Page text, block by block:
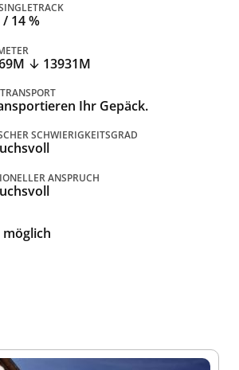
/ 14 %
13931M
Ihr Gepäck.
SCHWIERIGKEITSGRAD
ANSPRUCH
möglich